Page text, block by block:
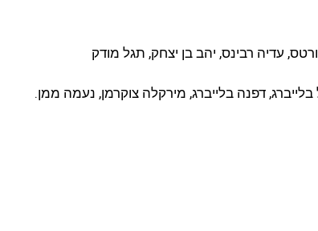
עדיה רבינס, יהב בן יצחק, תגל מודק
בלייברג, דפנה בלייברג, מירקלה צוקרמן, נעמה ממן.